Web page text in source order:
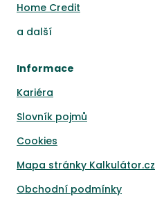
Home Credit
a další
Informace
Kariéra
Slovník pojmů
Cookies
Mapa stránky Kalkulátor.cz
Obchodní podmínky